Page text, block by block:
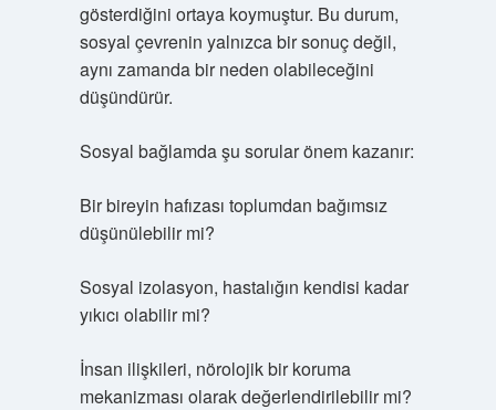
gösterdiğini ortaya koymuştur. Bu durum,
sosyal çevrenin yalnızca bir sonuç değil,
aynı zamanda bir neden olabileceğini
düşündürür.
Sosyal bağlamda şu sorular önem kazanır:
Bir bireyin hafızası toplumdan bağımsız
düşünülebilir mi?
Sosyal izolasyon, hastalığın kendisi kadar
yıkıcı olabilir mi?
İnsan ilişkileri, nörolojik bir koruma
mekanizması olarak değerlendirilebilir mi?